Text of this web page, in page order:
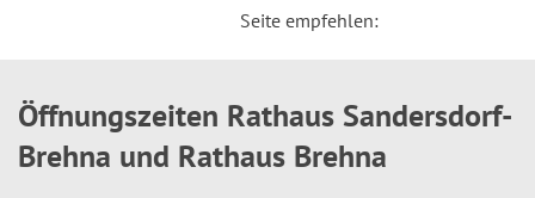
Seite empfehlen:
Öffnungszeiten Rathaus Sandersdorf-
Brehna und Rathaus Brehna